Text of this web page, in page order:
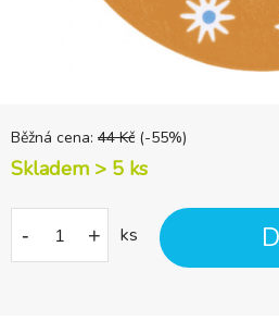
Běžná cena: 44 Kč (-55%)
Skladem > 5 ks
- + ks